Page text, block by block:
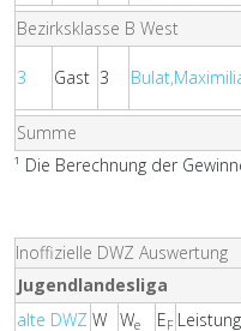
Bezirksklasse B West
3 Gast 3
Summe
¹ Die Berechnung der
Inoffizielle DWZ Auswertung
Jugendlandesliga
alte DWZ W We EF Leistung